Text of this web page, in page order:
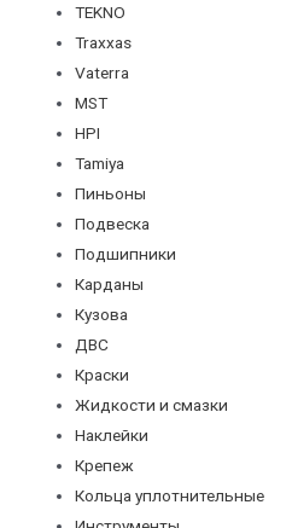
TEKNO
Traxxas
Vaterra
MST
HPI
Tamiya
Пиньоны
Подвеска
Подшипники
Карданы
Кузова
ДВС
Краски
Жидкости и смазки
Наклейки
Крепеж
Кольца уплотнительные